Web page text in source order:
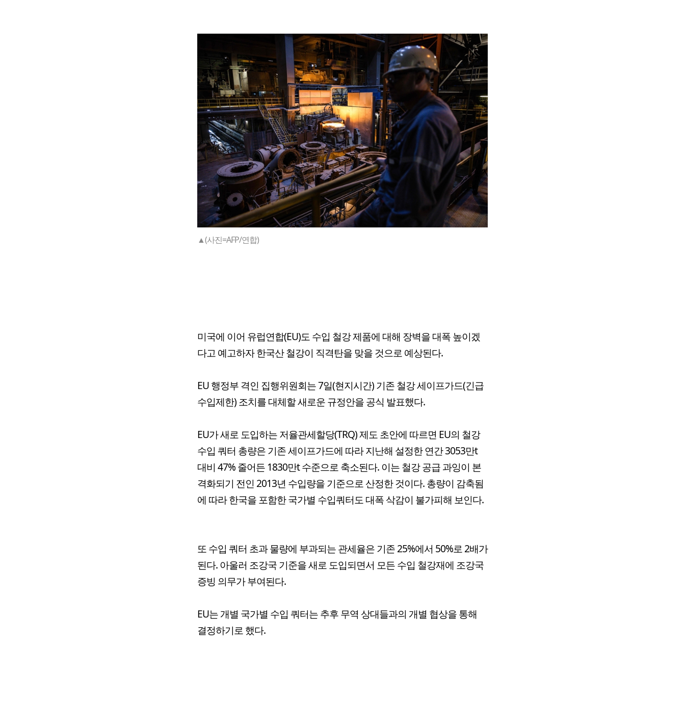
▲(사진=AFP/연합)
미국에 이어 유럽연합(EU)도 수입 철강 제품에 대해 장벽을 대폭 높이겠
다고 예고하자 한국산 철강이 직격탄을 맞을 것으로 예상된다.
EU 행정부 격인 집행위원회는 7일(현지시간) 기존 철강 세이프가드(긴급
수입제한) 조치를 대체할 새로운 규정안을 공식 발표했다.
EU가 새로 도입하는 저율관세할당(TRQ) 제도 초안에 따르면 EU의 철강
수입 쿼터 총량은 기존 세이프가드에 따라 지난해 설정한 연간 3053만t
대비 47% 줄어든 1830만t 수준으로 축소된다. 이는 철강 공급 과잉이 본
격화되기 전인 2013년 수입량을 기준으로 산정한 것이다. 총량이 감축됨
에 따라 한국을 포함한 국가별 수입쿼터도 대폭 삭감이 불가피해 보인다.
또 수입 쿼터 초과 물량에 부과되는 관세율은 기존 25%에서 50%로 2배가
된다. 아울러 조강국 기준을 새로 도입되면서 모든 수입 철강재에 조강국
증빙 의무가 부여된다.
EU는 개별 국가별 수입 쿼터는 추후 무역 상대들과의 개별 협상을 통해
결정하기로 했다.